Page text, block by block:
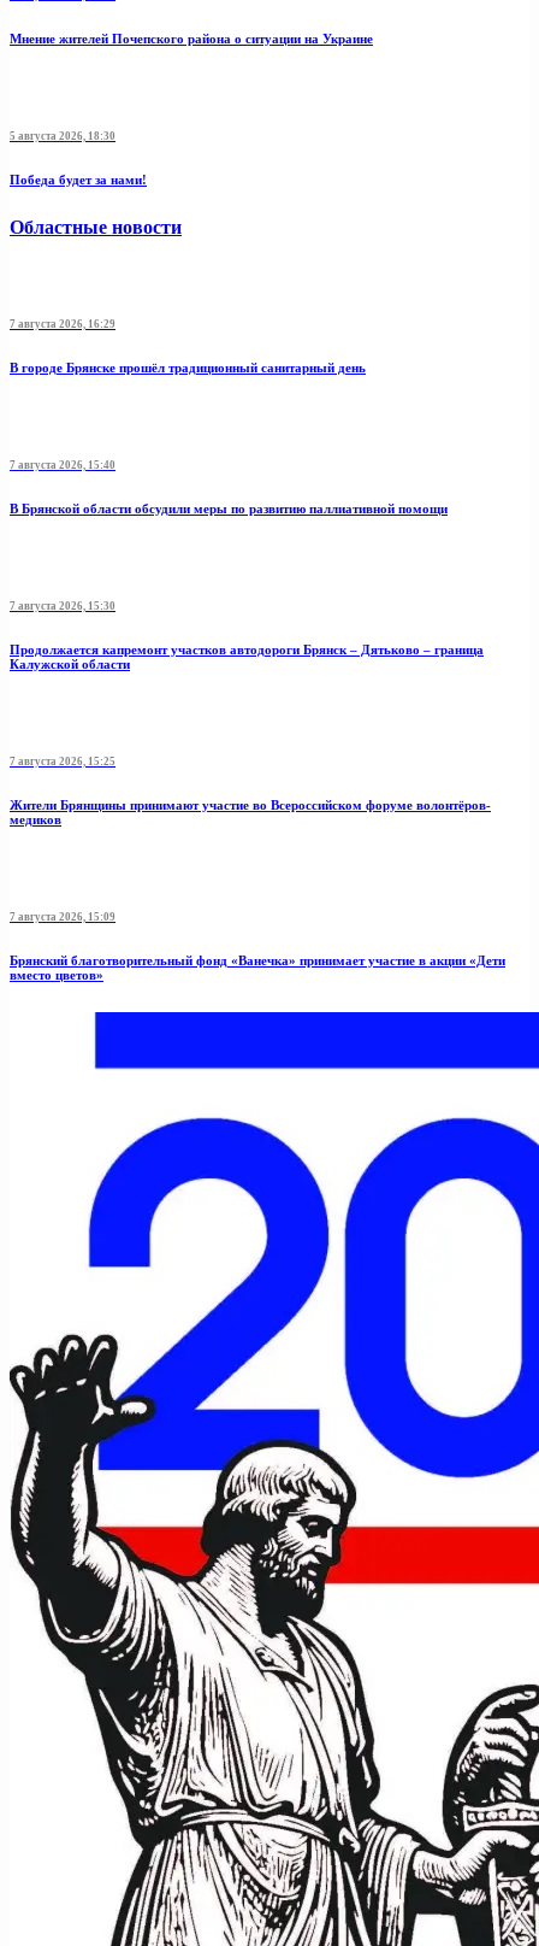
Мнение жителей Почепского района о ситуации на Украине
5 августа 2026, 18:30
Победа будет за нами!
Областные новости
7 августа 2026, 16:29
В городе Брянске прошёл традиционный санитарный день
7 августа 2026, 15:40
В Брянской области обсудили меры по развитию паллиативной помощи
7 августа 2026, 15:30
Продолжается капремонт участков автодороги Брянск – Дятьково – граница
Калужской области
7 августа 2026, 15:25
Жители Брянщины принимают участие во Всероссийском форуме волонтёров-
медиков
7 августа 2026, 15:09
Брянский благотворительный фонд «Ванечка» принимает участие в акции «Дети
вместо цветов»